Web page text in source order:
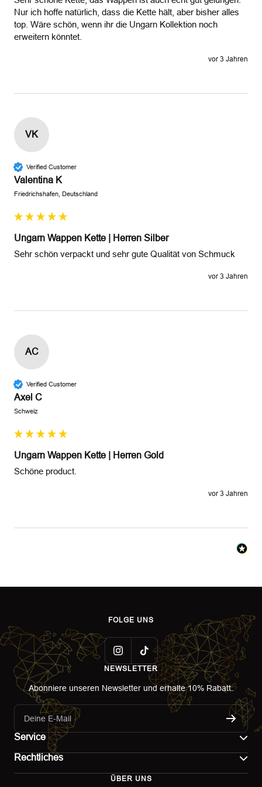
Nur ich hoffe natürlich, dass die Kette hält, aber bisher alles
top. Wäre schön, wenn ihr die Ungarn Kollektion noch
erweitern könntet.
vor 3 Jahren
VK
Verified Customer
Valentina K
Friedrichshafen, Deutschland
Ungarn Wappen Kette | Herren Silber
Sehr schön verpackt und sehr gute Qualität von Schmuck
vor 3 Jahren
AC
Verified Customer
Axel C
Schweiz
Ungarn Wappen Kette | Herren Gold
Schöne product.
vor 3 Jahren
FOLGE UNS
NEWSLETTER
Abonniere unseren Newsletter und erhalte 10% Rabatt.
Deine E-Mail
Service
Rechtliches
ÜBER UNS